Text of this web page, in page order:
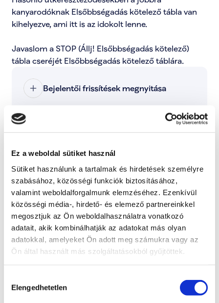
Ez a weboldal sütiket használ
Sütiket használunk a tartalmak és hirdetések személyre
szabásához, közösségi funkciók biztosításához,
valamint weboldalforgalmunk elemzéséhez. Ezenkívül
közösségi média-, hirdető- és elemező partnereinkkel
megosztjuk az Ön weboldalhasználatra vonatkozó
adatait, akik kombinálhatják az adatokat más olyan
adatokkal, amelyeket Ön adott meg számukra vagy az
Ön által használt más szolgáltatásokból gyűjtöttek.
kiválasztása
Elengedhetetlen
kanyarodóknak Elsőbbségadás kötelező tábla van
kihelyezve, ami itt is az idokolt lenne.
Javaslom a STOP (Állj! Elsőbbségadás kötelező)
Bejelentői frissítések megnyitása
Kategóriák:
Engem is érint ez a probléma
Ezzel tudod jelezni, hogy ez a probléma rád is
hatással van, és fontosnak tartod a megoldását.
További lépések a probléma kapcsán
Radnai Márk
A TISZA alelnöke, Országgyűlési képviselő,
Teljes állapot lista megnyitása